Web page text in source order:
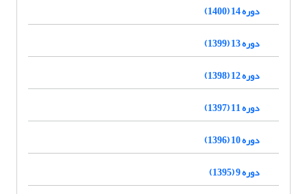
دوره 14 (1400)
دوره 13 (1399)
دوره 12 (1398)
دوره 11 (1397)
دوره 10 (1396)
دوره 9 (1395)